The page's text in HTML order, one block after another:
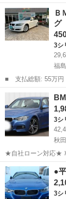
名：BMW ■車種名：740i ■排
離：137,054km ■色
秋田 秋田市
Ｂ
グ
3シ
福
■ 支払総額: 55万円 ■ 車両本体価格： 450,000 円 ■ メーカー
名： ＢＭＷ ■ 車
ｉ 運転席エアバ
ワーステアリング
福島 いわき市
3シ
秋
★自社ローン対応★ 車両本体価格：1,980,000円 メーカー名：BMW
車種名：BMW320i 排気量：2,000cc 年式：H27年 走行距離：
42,490km 色名：
秋田 秋田市
●
3シ